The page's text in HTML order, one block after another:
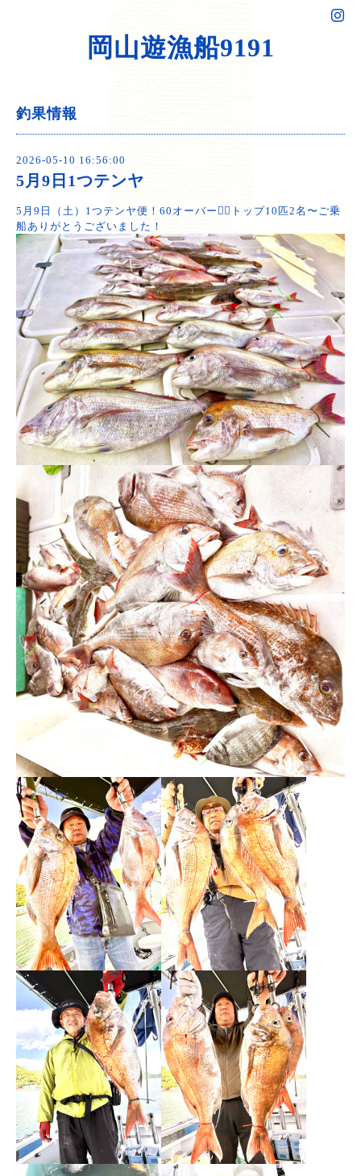
岡山遊漁船9191
釣果情報
2026-05-10 16:56:00
5月9日1つテンヤ
5月9日（土）1つテンヤ便！60オーバー🙆‍♂️トップ10匹2名〜ご乗
船ありがとうございました！